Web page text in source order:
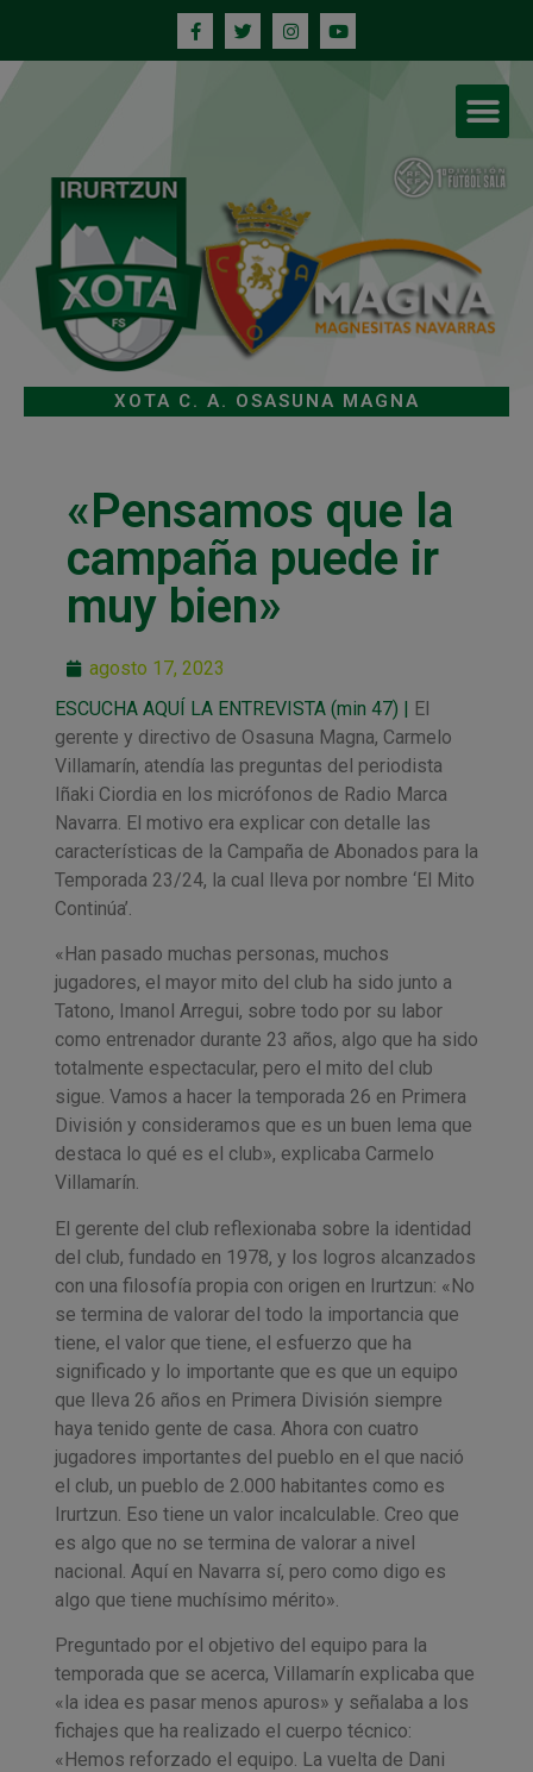
XOTA C. A. OSASUNA MAGNA
«Pensamos que la
campaña puede ir
muy bien»
agosto 17, 2023
ESCUCHA AQUÍ LA ENTREVISTA (min 47) | El
gerente y directivo de Osasuna Magna, Carmelo
Villamarín, atendía las preguntas del periodista
Iñaki Ciordia en los micrófonos de Radio Marca
Navarra. El motivo era explicar con detalle las
características de la Campaña de Abonados para la
Temporada 23/24, la cual lleva por nombre ‘El Mito
Continúa’.
«Han pasado muchas personas, muchos
jugadores, el mayor mito del club ha sido junto a
Tatono, Imanol Arregui, sobre todo por su labor
como entrenador durante 23 años, algo que ha sido
totalmente espectacular, pero el mito del club
sigue. Vamos a hacer la temporada 26 en Primera
División y consideramos que es un buen lema que
destaca lo qué es el club», explicaba Carmelo
Villamarín.
El gerente del club reflexionaba sobre la identidad
del club, fundado en 1978, y los logros alcanzados
con una filosofía propia con origen en Irurtzun: «No
se termina de valorar del todo la importancia que
tiene, el valor que tiene, el esfuerzo que ha
significado y lo importante que es que un equipo
que lleva 26 años en Primera División siempre
haya tenido gente de casa. Ahora con cuatro
jugadores importantes del pueblo en el que nació
el club, un pueblo de 2.000 habitantes como es
Irurtzun. Eso tiene un valor incalculable. Creo que
es algo que no se termina de valorar a nivel
nacional. Aquí en Navarra sí, pero como digo es
algo que tiene muchísimo mérito».
Preguntado por el objetivo del equipo para la
temporada que se acerca, Villamarín explicaba que
«la idea es pasar menos apuros» y señalaba a los
fichajes que ha realizado el cuerpo técnico:
«Hemos reforzado el equipo. La vuelta de Dani